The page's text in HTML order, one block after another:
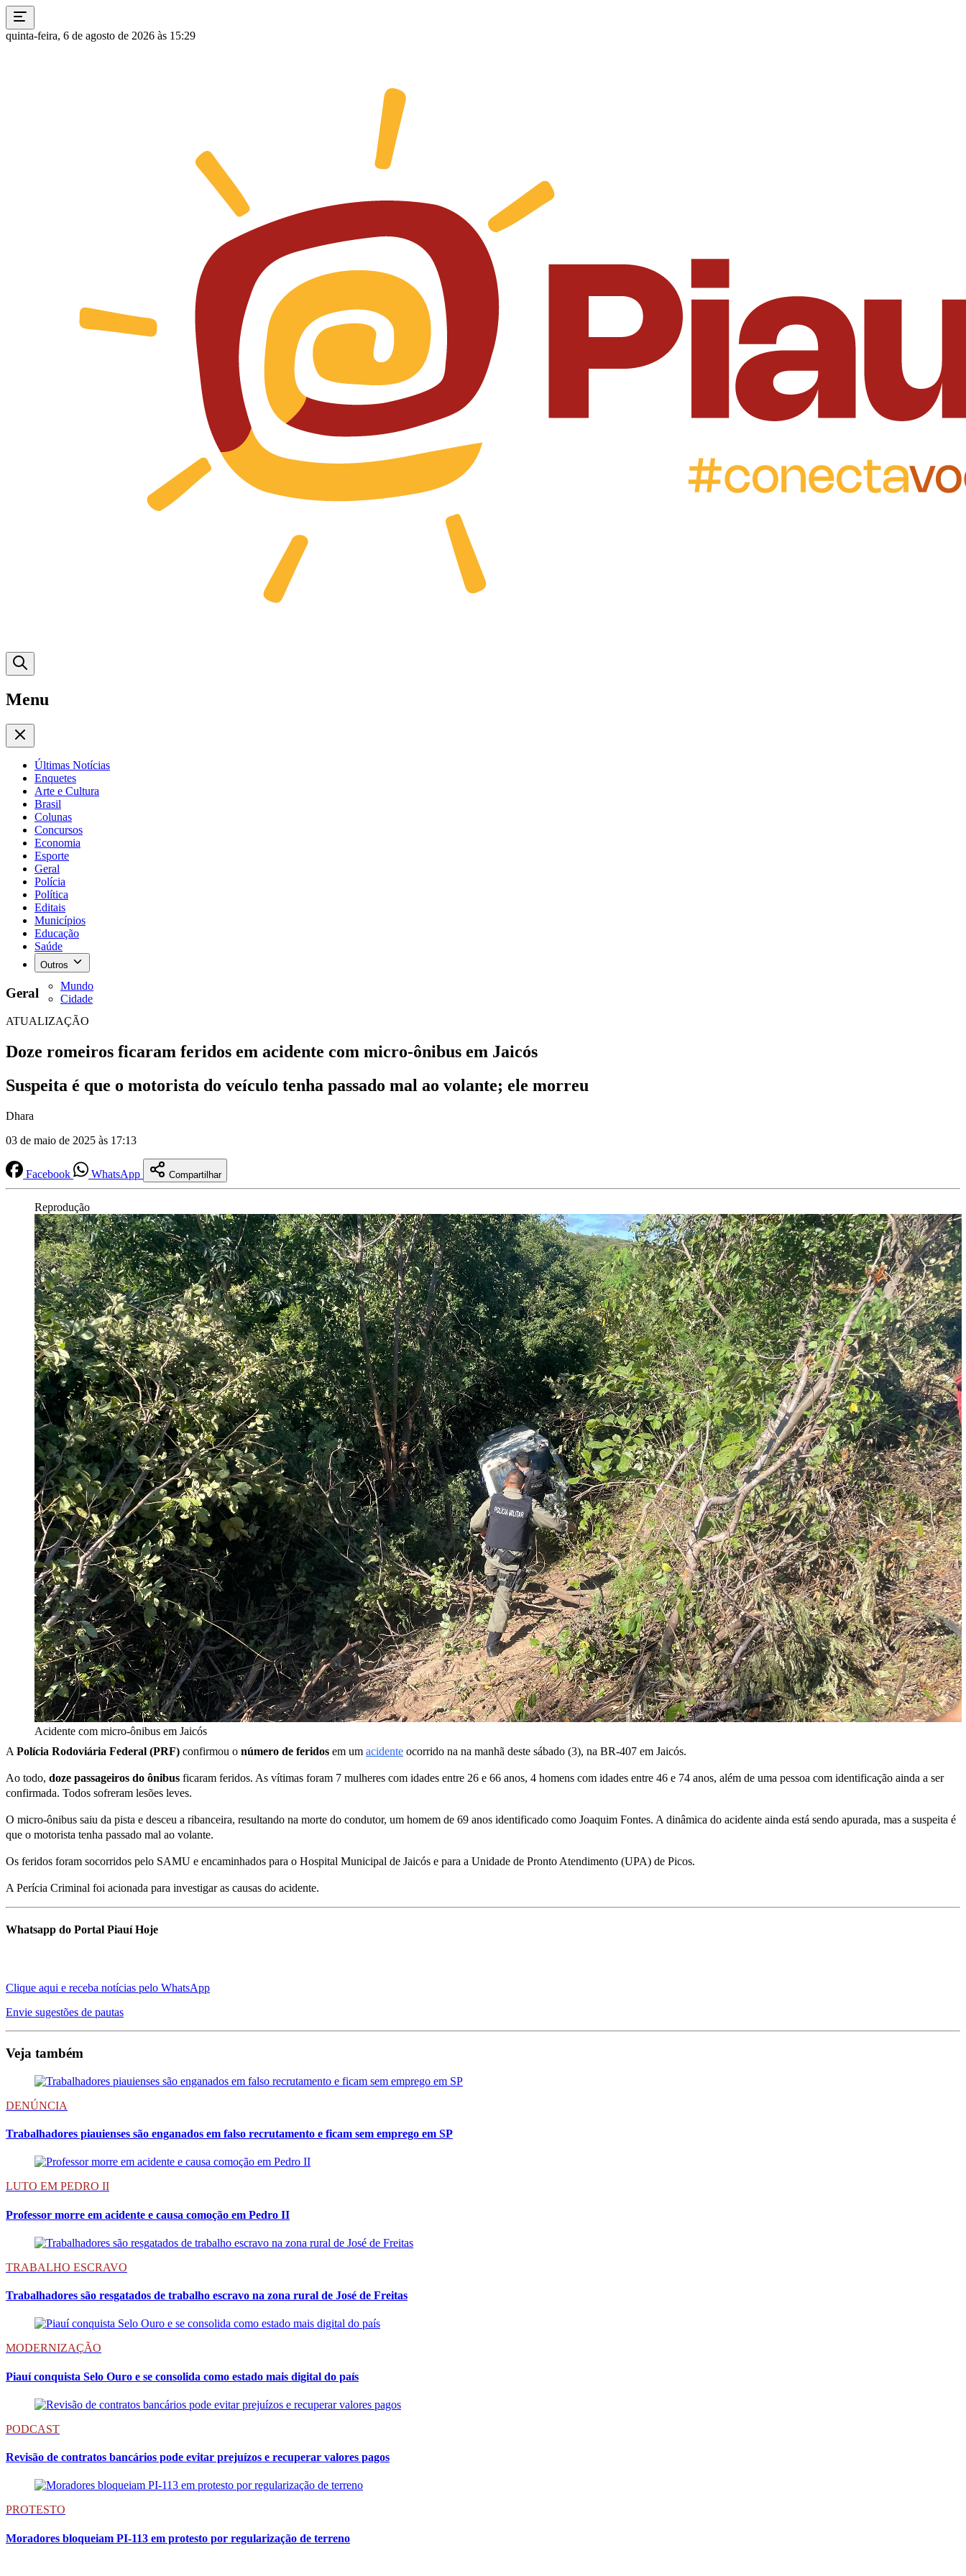
quinta-feira, 6 de agosto de 2026 às 15:29
Menu
Últimas Notícias
Enquetes
Arte e Cultura
Brasil
Colunas
Concursos
Economia
Esporte
Geral
Polícia
Política
Editais
Municípios
Educação
Saúde
Outros
Mundo
Cidade
Geral
ATUALIZAÇÃO
Doze romeiros ficaram feridos em acidente com micro-ônibus em Jaicós
Suspeita é que o motorista do veículo tenha passado mal ao volante; ele morreu
Dhara
03 de maio de 2025 às 17:13
Facebook WhatsApp Compartilhar
Reprodução
Acidente com micro-ônibus em Jaicós
A Polícia Rodoviária Federal (PRF) confirmou o número de feridos em um acidente ocorrido na na manhã deste sábado (3), na BR-407 em Jaicós.
Ao todo, doze passageiros do ônibus ficaram feridos. As vítimas foram 7 mulheres com idades entre 26 e 66 anos, 4 homens com idades entre 46 e 74 anos, além de uma pessoa com identificação ainda a ser
confirmada. Todos sofreram lesões leves.
O micro-ônibus saiu da pista e desceu a ribanceira, resultando na morte do condutor, um homem de 69 anos identificado como Joaquim Fontes. A dinâmica do acidente ainda está sendo apurada, mas a suspeita é
que o motorista tenha passado mal ao volante.
Os feridos foram socorridos pelo SAMU e encaminhados para o Hospital Municipal de Jaicós e para a Unidade de Pronto Atendimento (UPA) de Picos.
A Perícia Criminal foi acionada para investigar as causas do acidente.
Whatsapp do Portal Piauí Hoje
Clique aqui e receba notícias pelo WhatsApp
Envie sugestões de pautas
Veja também
DENÚNCIA
Trabalhadores piauienses são enganados em falso recrutamento e ficam sem emprego em SP
LUTO EM PEDRO II
Professor morre em acidente e causa comoção em Pedro II
TRABALHO ESCRAVO
Trabalhadores são resgatados de trabalho escravo na zona rural de José de Freitas
MODERNIZAÇÃO
Piauí conquista Selo Ouro e se consolida como estado mais digital do país
PODCAST
Revisão de contratos bancários pode evitar prejuízos e recuperar valores pagos
PROTESTO
Moradores bloqueiam PI-113 em protesto por regularização de terreno